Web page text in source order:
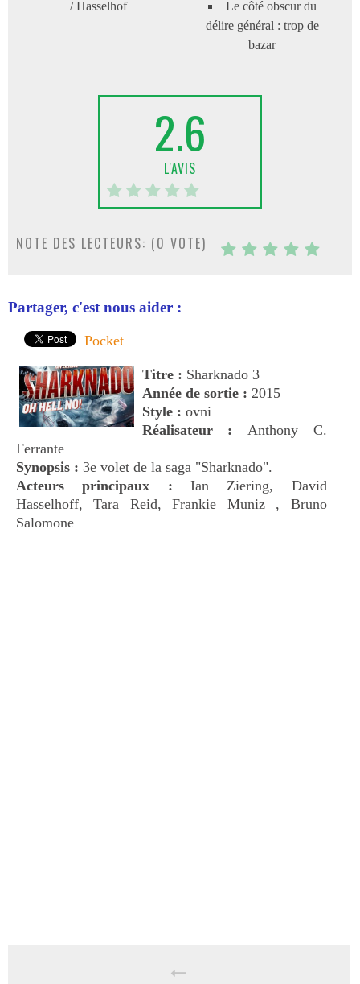
/ Hasselhof
Le côté obscur du
délire général : trop de
bazar
2.6
L'AVIS
NOTE DES LECTEURS: (0 VOTE)
Partager, c'est nous aider :
Pocket
Titre : Sharknado 3
Année de sortie : 2015
Style : ovni
Réalisateur : Anthony C.
Ferrante
Synopsis : 3e volet de la saga "Sharknado".
Acteurs principaux : Ian Ziering, David
Hasselhoff, Tara Reid, Frankie Muniz , Bruno
Salomone